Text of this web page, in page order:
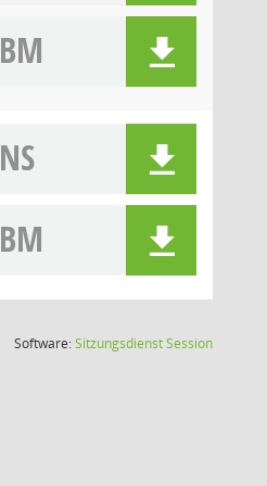
BM
NS
BM
Software:SitzungsdienstSession(Wird in